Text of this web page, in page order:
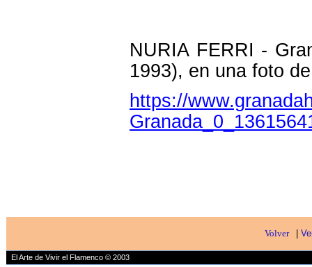
NURIA FERRI -
1993), en una foto
https://
Volver
El Arte de Vivir el Flamenco © 2003